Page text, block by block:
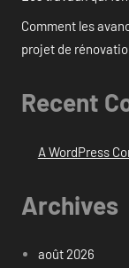
Comment les
projet de
Recent
A WordPress
Archives
août 2026